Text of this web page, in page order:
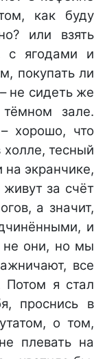
как буду
или взять
с ягодами и
покупать ли
не сидеть же
зале.
хорошо, что
холле, тесный
экранчике,
за счёт
а значит,
и
они, но мы
все
Потом я стал
проснись в
о том,
плевать на